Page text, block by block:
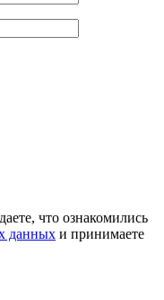
что ознакомились
данных и принимаете